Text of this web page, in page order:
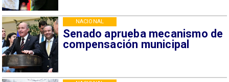
Senado aprueba mecanismo de
compensación municipal
NACIONAL